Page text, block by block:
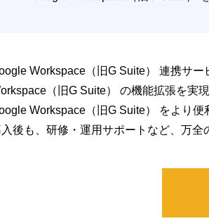
Workspace（旧G Suite） 連携サ
（旧G Suite） の機能拡張を実現
Workspace（旧G Suite） をより
後も、研修・運用サポートなど、万全